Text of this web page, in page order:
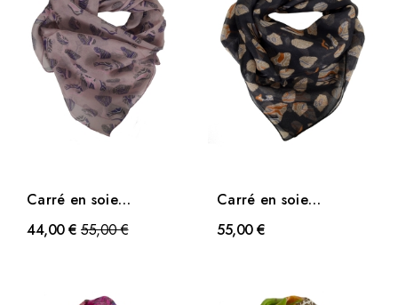
Carré en soie
Emprunte rose
44,00 € Prix
55,00 €
Carré en soie
Emprunte noir
55,00 €